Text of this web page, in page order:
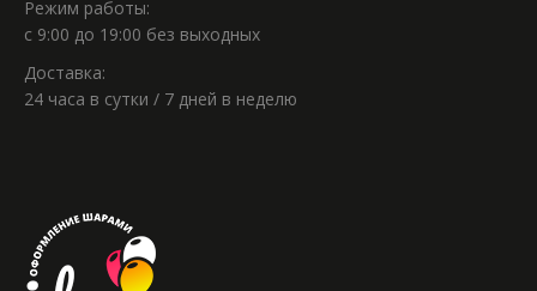
Режим работы:
с 9:00 до 19:00 без выходных
Доставка:
24 часа в сутки / 7 дней в неделю